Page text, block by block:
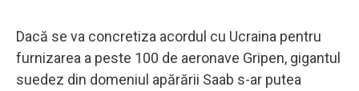
Dacă se va concretiza acordul cu Ucraina pentru
furnizarea a peste 100 de aeronave Gripen, gigantul
suedez din domeniul apărării Saab s-ar putea